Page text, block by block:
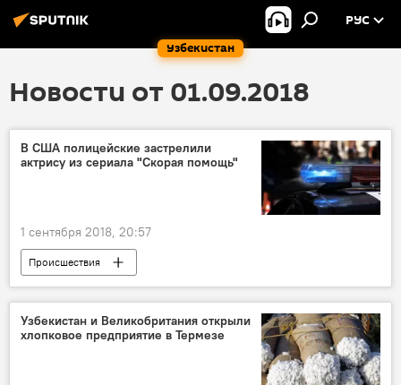
Узбекистан
РУС
Новости от 01.09.2018
В США полицейские застрелили
актрису из сериала "Скорая помощь"
1 сентября 2018, 20:57
Происшествия
Соединенные Штаты Америки
Узбекистан и Великобритания открыли
хлопковое предприятие в Термезе